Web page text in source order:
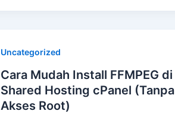
Uncategorized
Cara Mudah Install FFMPEG di
Shared Hosting cPanel (Tanpa
Akses Root)